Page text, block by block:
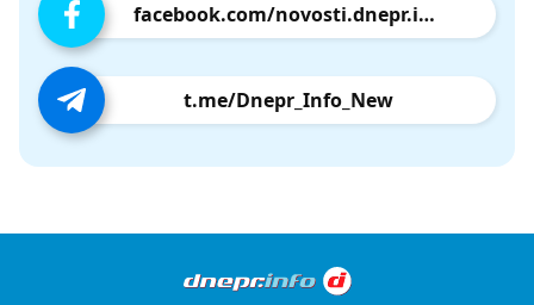
facebook.com/novosti.dnepr.info
t.me/Dnepr_Info_New